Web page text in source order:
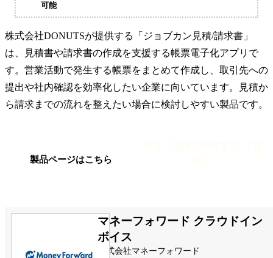
可能
株式会社DONUTSが提供する「ジョブカン見積/請求書」
は、見積書や請求書の作成を支援する帳票電子化アプリで
す。営業活動で発生する帳票をまとめて作成し、取引先への
提出や社内確認を効率化したい企業に向いています。見積か
ら請求までの流れを整えたい場合に検討しやすい製品です。
製品ページはこちら
マネーフォワード クラウドイン
ボイス
株式会社マネーフォワード